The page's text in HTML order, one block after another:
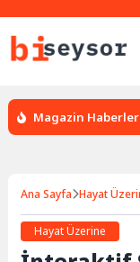
Magazin
bulması, hayvanlarda
Ana Sayfa Hayat
Hayat Üzerine